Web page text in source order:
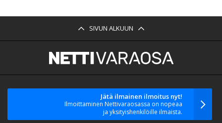
SIVUN ALKUUN
Jätä ilmainen ilmoitus nyt!
Ilmoittaminen Nettivaraosassa on nopeaa
ja yksityishenkilöille ilmaista.